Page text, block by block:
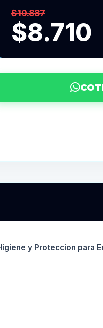
$10.887
$8.710
y Proteccion para